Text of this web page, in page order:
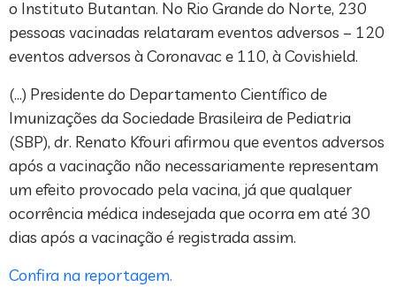
o Instituto Butantan. No Rio Grande do Norte, 230
pessoas vacinadas relataram eventos adversos – 120
eventos adversos à Coronavac e 110, à Covishield.
(…) Presidente do Departamento Científico de
Imunizações da Sociedade Brasileira de Pediatria
(SBP), dr. Renato Kfouri afirmou que eventos adversos
após a vacinação não necessariamente representam
um efeito provocado pela vacina, já que qualquer
ocorrência médica indesejada que ocorra em até 30
dias após a vacinação é registrada assim.
Confira na reportagem.